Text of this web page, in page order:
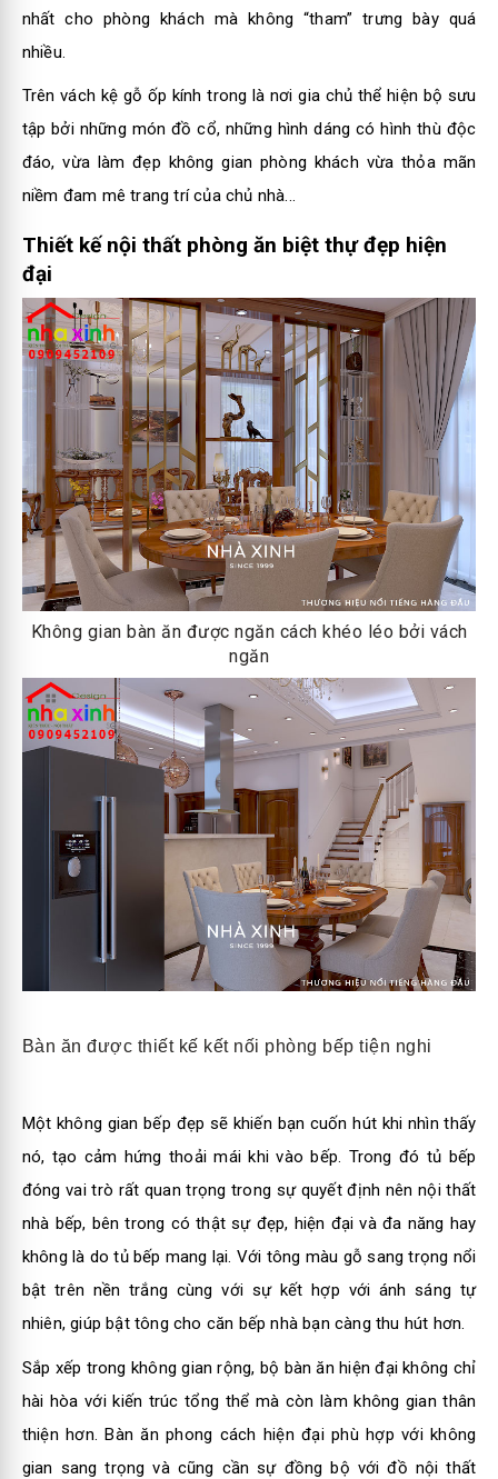
nhất cho phòng khách mà không “tham” trưng bày quá
nhiều.
Trên vách kệ gỗ ốp kính trong là nơi gia chủ thể hiện bộ sưu
tập bởi những món đồ cổ, những hình dáng có hình thù độc
đáo, vừa làm đẹp không gian phòng khách vừa thỏa mãn
niềm đam mê trang trí của chủ nhà...
Thiết kế nội thất phòng ăn biệt thự đẹp hiện
đại
Không gian bàn ăn được ngăn cách khéo léo bởi vách
ngăn
Bàn ăn được thiết kế kết nối phòng bếp tiện nghi
Một không gian bếp đẹp sẽ khiến bạn cuốn hút khi nhìn thấy
nó, tạo cảm hứng thoải mái khi vào bếp. Trong đó tủ bếp
đóng vai trò rất quan trọng trong sự quyết định nên nội thất
nhà bếp, bên trong có thật sự đẹp, hiện đại và đa năng hay
không là do tủ bếp mang lại. Với tông màu gỗ sang trọng nổi
bật trên nền trắng cùng với sự kết hợp với ánh sáng tự
nhiên, giúp bật tông cho căn bếp nhà bạn càng thu hút hơn.
Sắp xếp trong không gian rộng, bộ bàn ăn hiện đại không chỉ
hài hòa với kiến trúc tổng thể mà còn làm không gian thân
thiện hơn. Bàn ăn phong cách hiện đại phù hợp với không
gian sang trọng và cũng cần sự đồng bộ với đồ nội thất